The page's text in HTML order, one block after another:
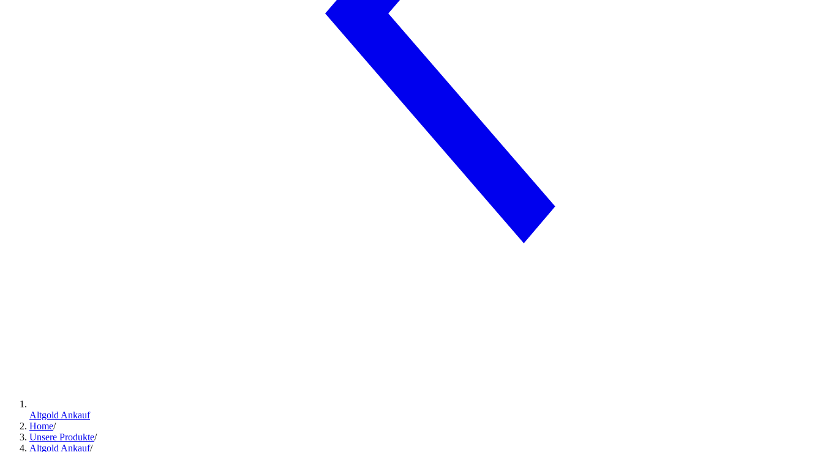
Altgold Ankauf
Home/
Unsere Produkte/
Altgold Ankauf/